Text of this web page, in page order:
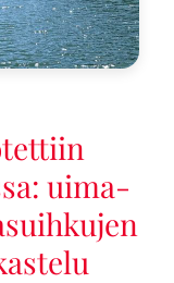
uima-